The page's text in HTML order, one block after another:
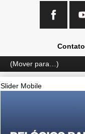
Contato
Slider Mobile